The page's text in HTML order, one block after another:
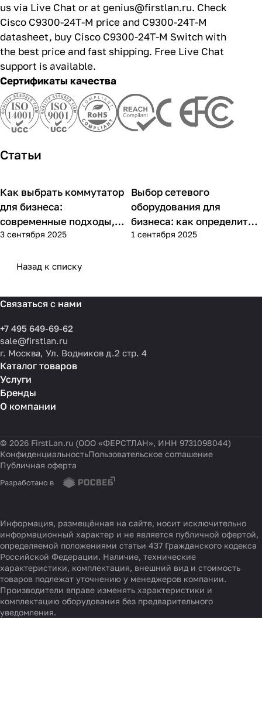
us via Live Chat or at genius@firstlan.ru. Check
Cisco C9300-24T-M price and C9300-24T-M
datasheet, buy Cisco C9300-24T-M Switch with
the best price and fast shipping. Free Live Chat
support is available.
Сертификаты качества
Статьи
Советы покупателям
Как выбрать коммутатор
для бизнеса:
современные подходы,
практика применения и
3 сентября 2025
Советы покупателям
Выбор сетевого
оборудования для
бизнеса: как определить
потребности компании и
1 сентября 2025
Назад к списку
Связаться с нами
+7 495 649-69-62
sale@firstlan.ru
г. Москва, Ул. Водников д.2 стр. 4
Каталог товаров
Услуги
Бренды
О компании
© 2026 FirstLan.ru (ООО «ФЕРСТЛАН», ИНН 9731098044)
КонфиденциальностьПользовательское соглашение
Публичная оферта
Разработано в
Информация, размещённая на сайте, носит исключительно
информационный характер и не является публичной офертой,
определяемой положениями статьи 437 Гражданского кодекса
Российской Федерации. Наличие, технические
характеристики, комплектация, внешний вид и стоимость
товаров подлежат уточнению у менеджеров компании.
Производители вправе изменять характеристики и
комплектацию оборудования без предварительного
уведомления.